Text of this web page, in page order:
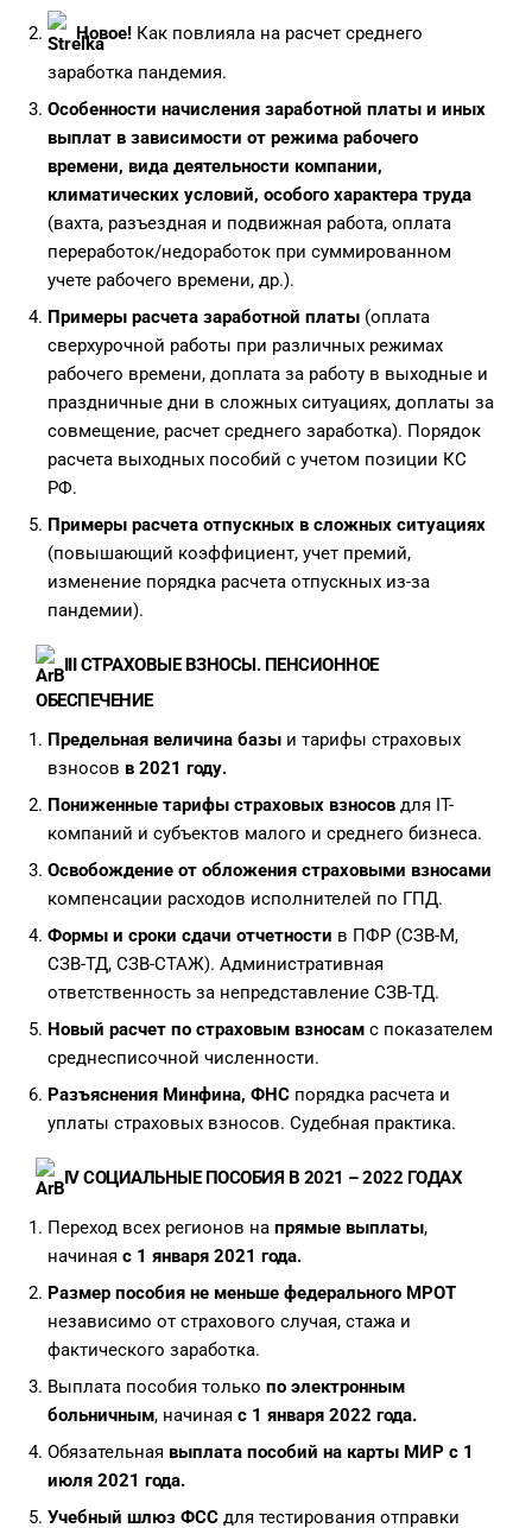
Новое! Как повлияла на расчет среднего
заработка пандемия.
Особенности начисления заработной платы и иных
выплат в зависимости от режима рабочего
времени, вида деятельности компании,
климатических условий, особого характера труда
(вахта, разъездная и подвижная работа, оплата
переработок/недоработок при суммированном
учете рабочего времени, др.).
Примеры расчета заработной платы (оплата
сверхурочной работы при различных режимах
рабочего времени, доплата за работу в выходные и
праздничные дни в сложных ситуациях, доплаты за
совмещение, расчет среднего заработка). Порядок
расчета выходных пособий с учетом позиции КС
РФ.
Примеры расчета отпускных в сложных ситуациях
(повышающий коэффициент, учет премий,
изменение порядка расчета отпускных из-за
пандемии).
IIIСТРАХОВЫЕ ВЗНОСЫ. ПЕНСИОННОЕ
ОБЕСПЕЧЕНИЕ
Предельная величина базы и тарифы страховых
взносов в 2021 году.
Пониженные тарифы страховых взносов для IT-
компаний и субъектов малого и среднего бизнеса.
Освобождение от обложения страховыми взносами
компенсации расходов исполнителей по ГПД.
Формы и сроки сдачи отчетности в ПФР (СЗВ-М,
СЗВ-ТД, СЗВ-СТАЖ). Административная
ответственность за непредставление СЗВ-ТД.
Новый расчет по страховым взносам с показателем
среднесписочной численности.
Разъяснения Минфина, ФНС порядка расчета и
уплаты страховых взносов. Судебная практика.
IVСОЦИАЛЬНЫЕ ПОСОБИЯ В 2021 – 2022 ГОДАХ
Переход всех регионов на прямые выплаты,
начиная с 1 января 2021 года.
Размер пособия не меньше федерального МРОТ
независимо от страхового случая, стажа и
фактического заработка.
Выплата пособия только по электронным
больничным, начиная с 1 января 2022 года.
Обязательная выплата пособий на карты МИР с 1
июля 2021 года.
Учебный шлюз ФСС для тестирования отправки